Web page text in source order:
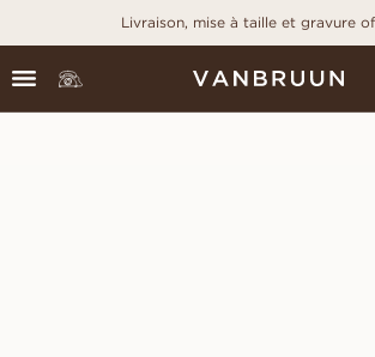
Livraison, mise à taille et gravure